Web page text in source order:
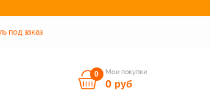
под заказ
0 Мои покупки
0 руб